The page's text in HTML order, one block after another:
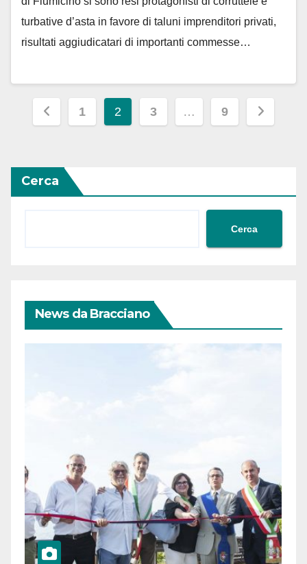
turbative d’asta in favore di taluni imprenditori privati,
risultati aggiudicatari di importanti commesse…
Paginazione
articoli
1 2 3 … 9
Cerca
Cerca
News da Bracciano